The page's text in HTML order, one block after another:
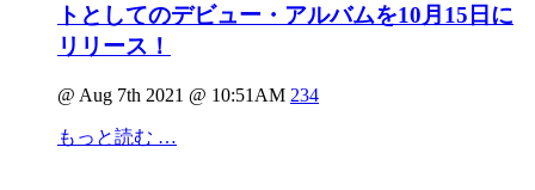
トとしてのデビュー・アルバムを10月15日に
リリース！
@ Aug 7th 2021 @ 10:51AM 234
もっと読む …